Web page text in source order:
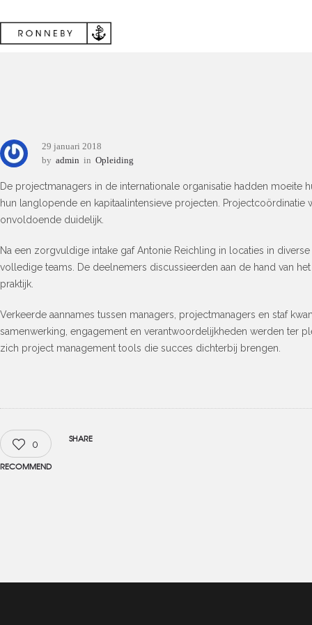
29 januari 2018
by admin in Opleiding
De projectmanagers in de internationale organisatie hadden
hun langlopende en kapitaalintensieve projecten.
onvoldoende duidelijk.
Na een zorgvuldige intake gaf Antonie Reichling in locaties in
volledige teams. De deelnemers discussieerden aan de hand van
praktijk.
Verkeerde aannames tussen managers, projectmanagers en staf
samenwerking, engagement en verantwoordelijkheden werden ter
zich project management tools die succes dichterbij brengen.
0
RECOMMEND
SHARE